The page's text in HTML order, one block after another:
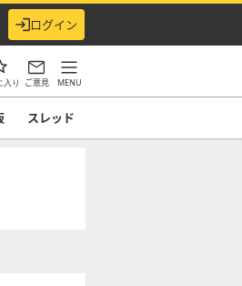
ログイン
入り ご意見 MENU
スレッド